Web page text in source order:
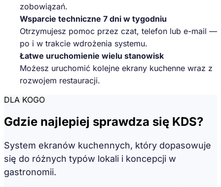
zobowiązań.
Wsparcie techniczne 7 dni w tygodniu
Otrzymujesz pomoc przez czat, telefon lub e-mail —
po i w trakcie wdrożenia systemu.
Łatwe uruchomienie wielu stanowisk
Możesz uruchomić kolejne ekrany kuchenne wraz z
rozwojem restauracji.
DLA KOGO
Gdzie najlepiej sprawdza się KDS?
System ekranów kuchennych, który dopasowuje
się do różnych typów lokali i koncepcji w
gastronomii.